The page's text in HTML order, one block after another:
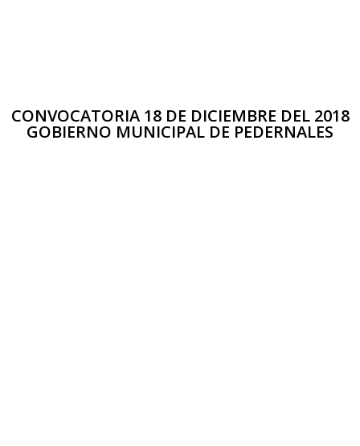
CONVOCATORIA 18 DE DICIEMBRE DEL 2018
GOBIERNO MUNICIPAL DE PEDERNALES